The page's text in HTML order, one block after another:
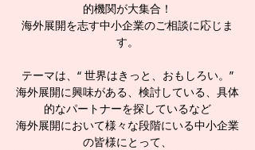
的機関が大集合！
海外展開を志す中小企業のご相談に応じま
す。
テーマは、“ 世界はきっと、おもしろい。”
海外展開に興味がある、検討している、具体
的なパートナーを探しているなど
海外展開において様々な段階にいる中小企業
の皆様にとって、